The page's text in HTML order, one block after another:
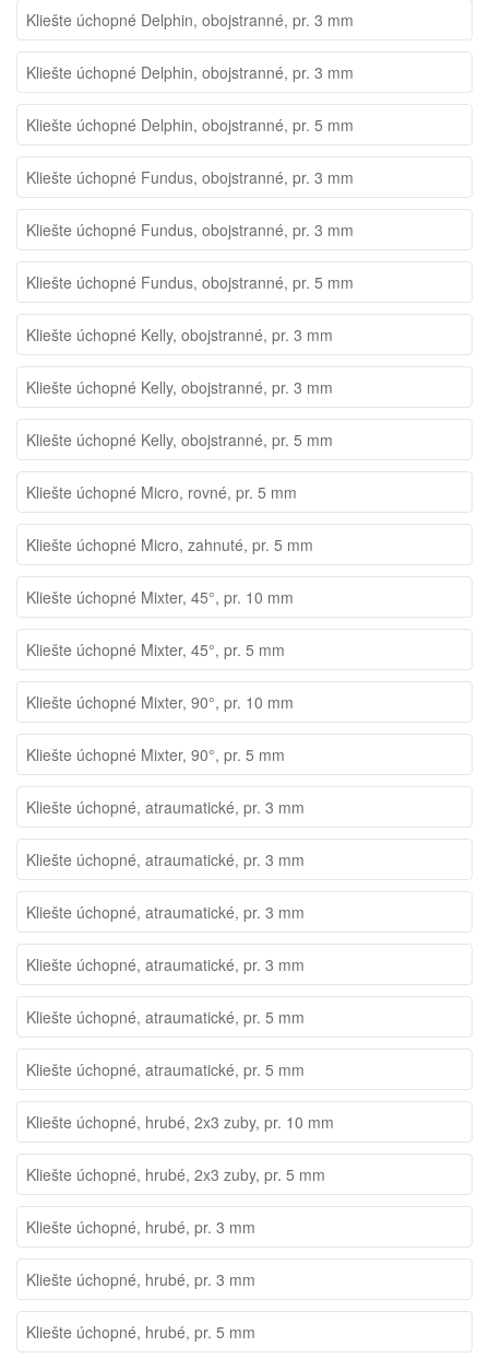
Kliešte úchopné Delphin, obojstranné, pr. 3 mm
Kliešte úchopné Delphin, obojstranné, pr. 3 mm
Kliešte úchopné Delphin, obojstranné, pr. 5 mm
Kliešte úchopné Fundus, obojstranné, pr. 3 mm
Kliešte úchopné Fundus, obojstranné, pr. 3 mm
Kliešte úchopné Fundus, obojstranné, pr. 5 mm
Kliešte úchopné Kelly, obojstranné, pr. 3 mm
Kliešte úchopné Kelly, obojstranné, pr. 3 mm
Kliešte úchopné Kelly, obojstranné, pr. 5 mm
Kliešte úchopné Micro, rovné, pr. 5 mm
Kliešte úchopné Micro, zahnuté, pr. 5 mm
Kliešte úchopné Mixter, 45°, pr. 10 mm
Kliešte úchopné Mixter, 45°, pr. 5 mm
Kliešte úchopné Mixter, 90°, pr. 10 mm
Kliešte úchopné Mixter, 90°, pr. 5 mm
Kliešte úchopné, atraumatické, pr. 3 mm
Kliešte úchopné, atraumatické, pr. 3 mm
Kliešte úchopné, atraumatické, pr. 3 mm
Kliešte úchopné, atraumatické, pr. 3 mm
Kliešte úchopné, atraumatické, pr. 5 mm
Kliešte úchopné, atraumatické, pr. 5 mm
Kliešte úchopné, hrubé, 2x3 zuby, pr. 10 mm
Kliešte úchopné, hrubé, 2x3 zuby, pr. 5 mm
Kliešte úchopné, hrubé, pr. 3 mm
Kliešte úchopné, hrubé, pr. 3 mm
Kliešte úchopné, hrubé, pr. 5 mm